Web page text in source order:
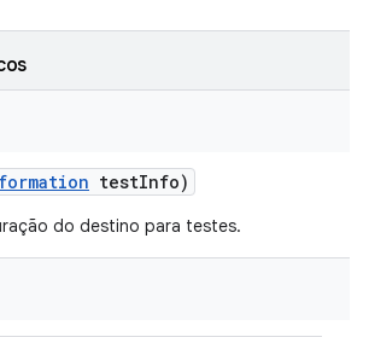
testInfo)
do destino para testes.